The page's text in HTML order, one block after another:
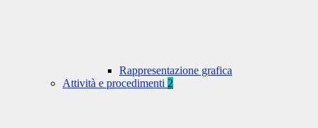
Rappresentazione grafica
Attività e procedimenti 2